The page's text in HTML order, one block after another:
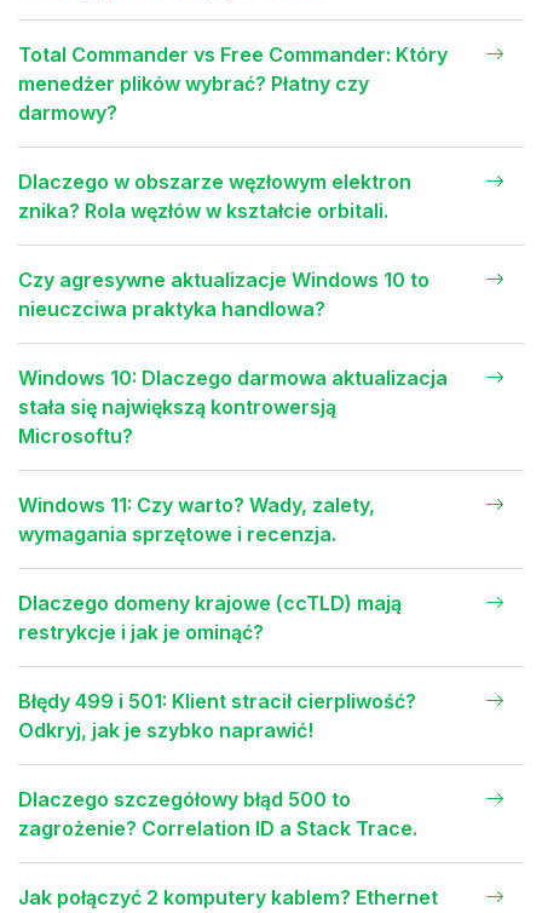
Total Commander vs Free Commander: Który
menedżer plików wybrać? Płatny czy
darmowy?
Dlaczego w obszarze węzłowym elektron
znika? Rola węzłów w kształcie orbitali.
Czy agresywne aktualizacje Windows 10 to
nieuczciwa praktyka handlowa?
Windows 10: Dlaczego darmowa aktualizacja
stała się największą kontrowersją
Microsoftu?
Windows 11: Czy warto? Wady, zalety,
wymagania sprzętowe i recenzja.
Dlaczego domeny krajowe (ccTLD) mają
restrykcje i jak je ominąć?
Błędy 499 i 501: Klient stracił cierpliwość?
Odkryj, jak je szybko naprawić!
Dlaczego szczegółowy błąd 500 to
zagrożenie? Correlation ID a Stack Trace.
Jak połączyć 2 komputery kablem? Ethernet